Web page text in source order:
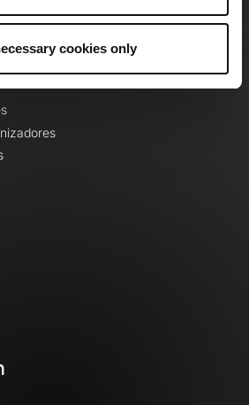
cookies only